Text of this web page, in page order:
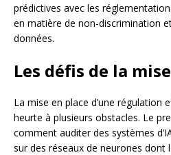
prédictives avec les
en matière de non-discrimination
données.
Les défis de la
La mise en place d’une régulation
heurte à plusieurs obstacles. Le
comment auditer des systèmes
sur des réseaux de neurones